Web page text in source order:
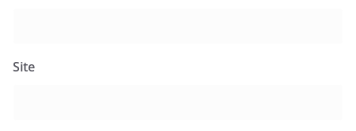
Site